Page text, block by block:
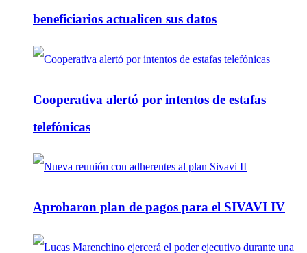
beneficiarios actualicen sus datos
Cooperativa alertó por intentos de estafas
telefónicas
Aprobaron plan de pagos para el SIVAVI IV